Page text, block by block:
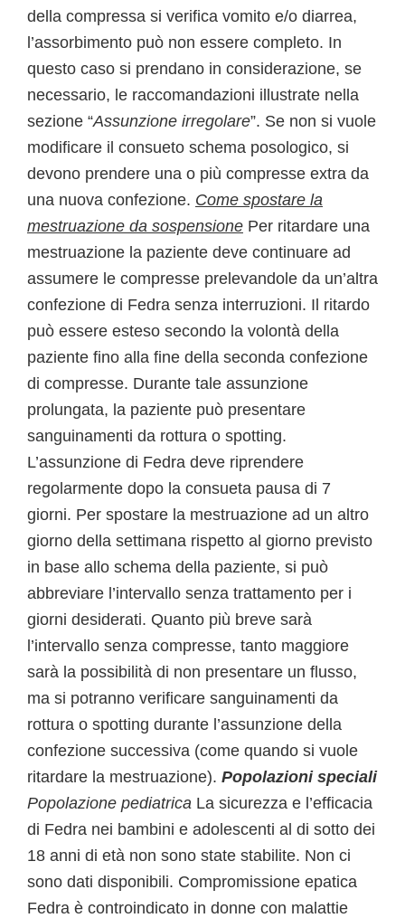
della compressa si verifica vomito e/o diarrea,
l’assorbimento può non essere completo. In
questo caso si prendano in considerazione, se
necessario, le raccomandazioni illustrate nella
sezione “Assunzione irregolare”. Se non si vuole
modificare il consueto schema posologico, si
devono prendere una o più compresse extra da
una nuova confezione. Come spostare la
mestruazione da sospensione Per ritardare una
mestruazione la paziente deve continuare ad
assumere le compresse prelevandole da un’altra
confezione di Fedra senza interruzioni. Il ritardo
può essere esteso secondo la volontà della
paziente fino alla fine della seconda confezione
di compresse. Durante tale assunzione
prolungata, la paziente può presentare
sanguinamenti da rottura o spotting.
L’assunzione di Fedra deve riprendere
regolarmente dopo la consueta pausa di 7
giorni. Per spostare la mestruazione ad un altro
giorno della settimana rispetto al giorno previsto
in base allo schema della paziente, si può
abbreviare l’intervallo senza trattamento per i
giorni desiderati. Quanto più breve sarà
l’intervallo senza compresse, tanto maggiore
sarà la possibilità di non presentare un flusso,
ma si potranno verificare sanguinamenti da
rottura o spotting durante l’assunzione della
confezione successiva (come quando si vuole
ritardare la mestruazione). Popolazioni speciali
Popolazione pediatrica La sicurezza e l’efficacia
di Fedra nei bambini e adolescenti al di sotto dei
18 anni di età non sono state stabilite. Non ci
sono dati disponibili. Compromissione epatica
Fedra è controindicato in donne con malattie